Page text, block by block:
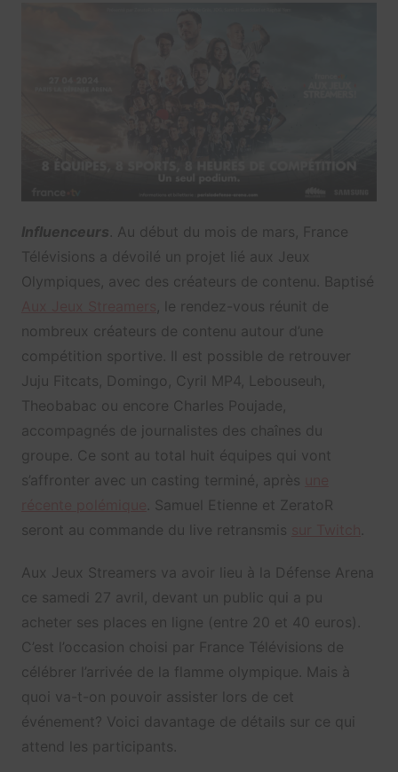
Influenceurs . Au début du mois de mars, France
Télévisions a dévoilé un projet lié aux Jeux
Olympiques, avec des créateurs de contenu. Baptisé
, le rendez-vous réunit de
nombreux créateurs de contenu autour d’une
compétition sportive. Il est possible de retrouver
Juju Fitcats, Domingo, Cyril MP4, Lebouseuh,
Theobabac ou encore Charles Poujade,
accompagnés de journalistes des chaînes du
groupe. Ce sont au total huit équipes qui vont
s’affronter avec un casting terminé, après
. Samuel Etienne et ZeratoR
seront au commande du live retransmis
Aux Jeux Streamers va avoir lieu à la Défense Arena
ce samedi 27 avril, devant un public qui a pu
acheter ses places en ligne (entre 20 et 40 euros).
C’est l’occasion choisi par France Télévisions de
célébrer l’arrivée de la flamme olympique. Mais à
quoi va-t-on pouvoir assister lors de cet
événement? Voici davantage de détails sur ce qui
attend les participants.